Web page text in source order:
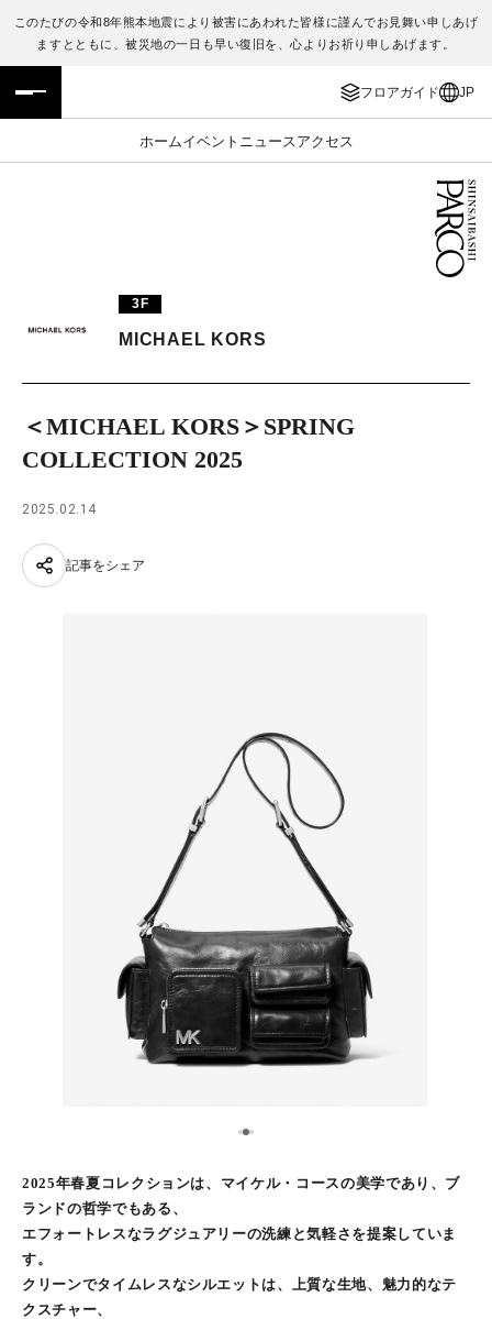
このたびの令和8年熊本地震により被害にあわれた皆様に謹んでお見舞い申しあげ
ますとともに、被災地の一日も早い復旧を、心よりお祈り申しあげます。
フロアガイド JP
ホームイベント ニュース アクセス
フロアガイド
施設案内・アクセス
TAX FREE
JP
ENGLISH
繁体字
日本語
3F
MICHAEL KORS
＜MICHAEL KORS＞SPRING
COLLECTION 2025
2025.02.14
記事をシェア
12
2025年春夏コレクションは、マイケル・コースの美学であり、ブ
ランドの哲学でもある、
エフォートレスなラグジュアリーの洗練と気軽さを提案していま
す。
クリーンでタイムレスなシルエットは、上質な生地、魅力的なテ
クスチャー、